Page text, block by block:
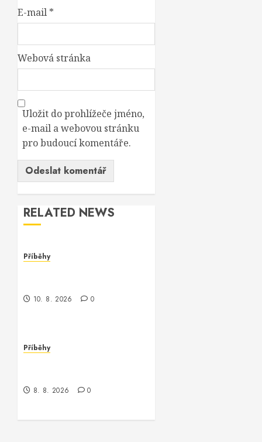
E-mail *
Webová stránka
Uložit do prohlížeče jméno,
e-mail a webovou stránku
pro budoucí komentáře.
RELATED NEWS
Příběhy
10. 8. 2026 0
Příběhy
8. 8. 2026 0